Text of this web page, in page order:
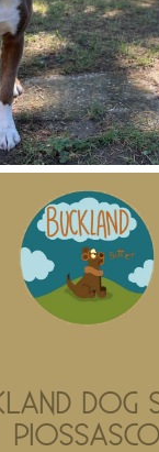
DOG
PIOSSASCO